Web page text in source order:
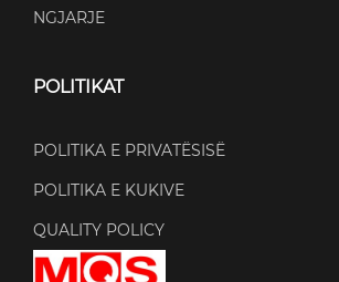
NGJARJE
POLITIKAT
POLITIKA E PRIVATËSISË
POLITIKA E KUKIVE
QUALITY POLICY